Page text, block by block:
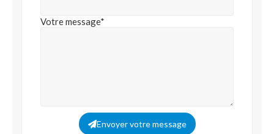
Votre message*
Envoyer votre message